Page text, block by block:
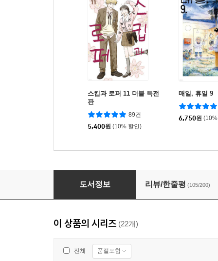
스킵과 로퍼 11 더블 특전
판
89건
5,400원 (10% 할인)
매일, 휴일 9
6,750원
요츠바랑! 1
도서정보 리뷰/한줄평 (105/200)
이 상품의 시리즈 (22개)
전체 품절포함